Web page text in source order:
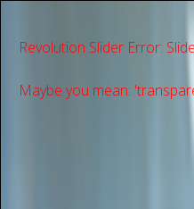
Revolution Slider Error:
Maybe you mean: